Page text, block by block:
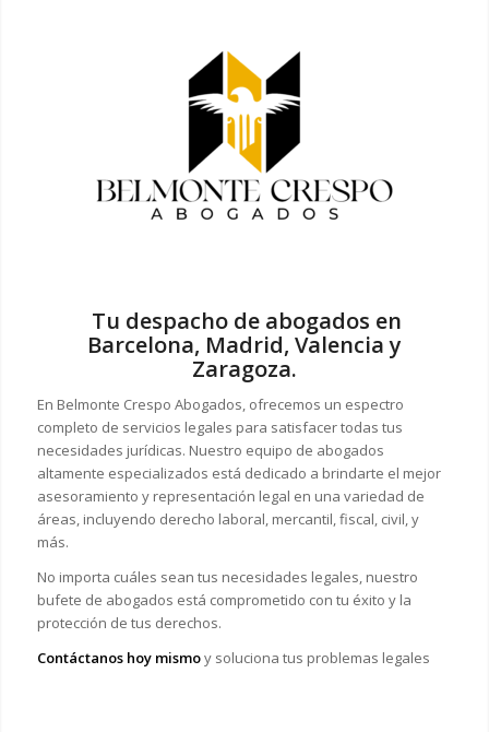
Tu despacho de abogados en
Barcelona, Madrid, Valencia y
Zaragoza.
En Belmonte Crespo Abogados, ofrecemos un espectro
completo de servicios legales para satisfacer todas tus
necesidades jurídicas. Nuestro equipo de abogados
altamente especializados está dedicado a brindarte el mejor
asesoramiento y representación legal en una variedad de
áreas, incluyendo derecho laboral, mercantil, fiscal, civil, y
más.
No importa cuáles sean tus necesidades legales, nuestro
bufete de abogados está comprometido con tu éxito y la
protección de tus derechos.
Contáctanos hoy mismoy soluciona tus problemas legales